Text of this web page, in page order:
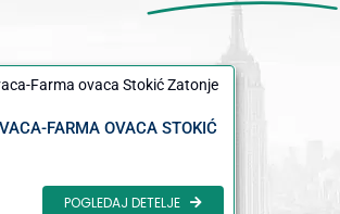
FARMA OVACA STOKIĆ
POGLEDAJ DETELJE